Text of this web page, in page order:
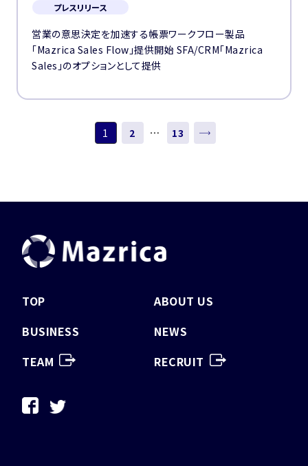
プレスリリース
営業の意思決定を加速する帳票ワークフロー製品
「Mazrica Sales Flow」提供開始 SFA/CRM「Mazrica
Sales」のオプションとして提供
1 2 … 13
TOP
ABOUT US
BUSINESS
NEWS
TEAM
RECRUIT